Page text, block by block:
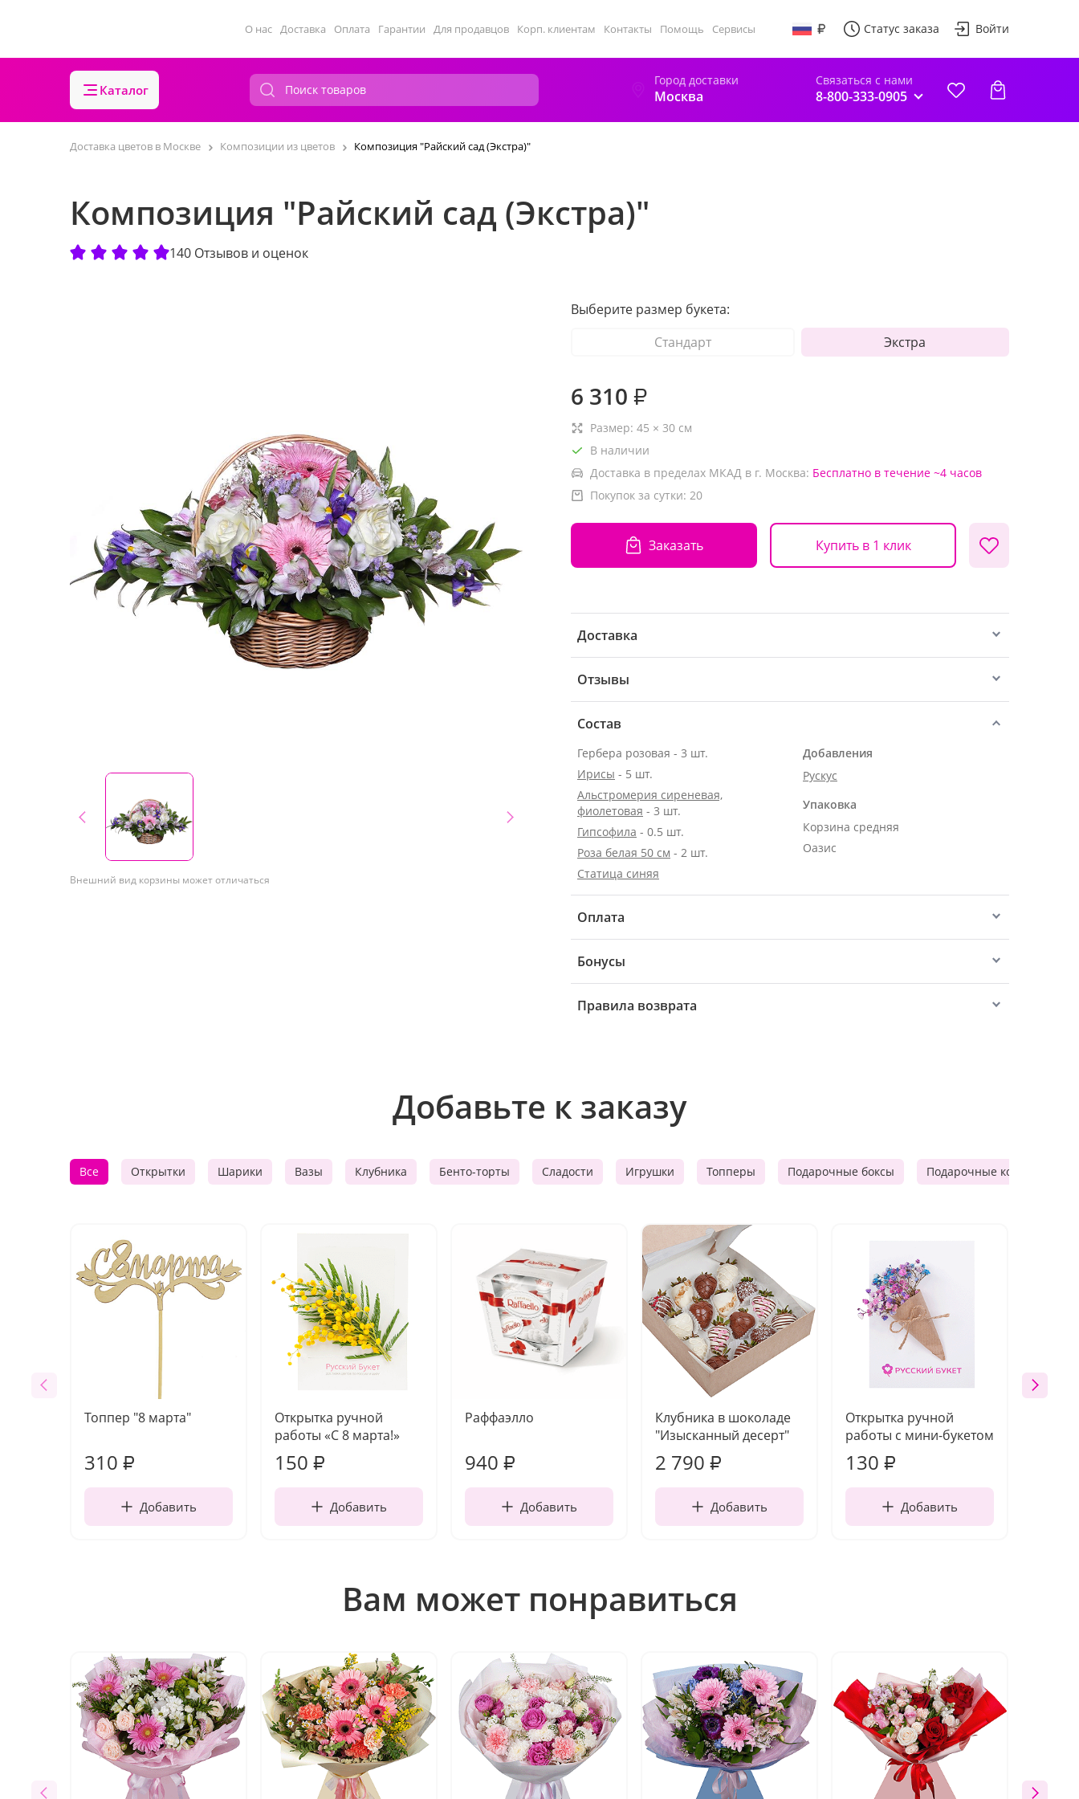
О нас Доставка Оплата Гарантии Для продавцов Корп. клиентам Контакты Помощь Сервисы Статус заказа Войти
Каталог
Город доставки
Москва
Связаться с нами
8-800-333-0905
Доставка цветов в Москве Композиции из цветов Композиция "Райский сад (Экстра)"
Композиция "Райский сад (Экстра)"
140 Отзывов и оценок
Внешний вид корзины может отличаться
Выберите размер букета:
Стандарт
Экстра
6 310 ₽
Размер: 45 × 30 см
В наличии
Доставка в пределах МКАД в г. Москва: Бесплатно в течение ~4 часов
Покупок за сутки: 20
Заказать Купить в 1 клик
Доставка
Отзывы
Состав
Гербера розовая - 3 шт.
Ирисы - 5 шт.
Альстромерия сиреневая,
фиолетовая - 3 шт.
Гипсофила - 0.5 шт.
Роза белая 50 см - 2 шт.
Статица синяя
Добавления
Рускус
Упаковка
Корзина средняя
Оазис
Оплата
Бонусы
Правила возврата
Добавьте к заказу
Все Открытки Шарики Вазы Клубника Бенто-торты Сладости Игрушки Топперы Подарочные боксы Подарочные корзины
Топпер "8 марта"
310 ₽
Добавить
Открытка ручной
работы «С 8 марта!»
150 ₽
Добавить
Раффаэлло
940 ₽
Добавить
Клубника в шоколаде
"Изысканный десерт"
2 790 ₽
Добавить
Открытка ручной
работы с мини-букетом
130 ₽
Добавить
Вам может понравиться